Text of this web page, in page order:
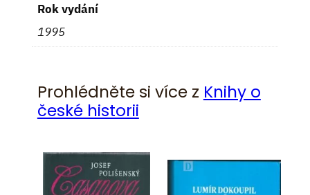
Rok vydání
1995
Prohlédněte si více z Knihy o
české historii